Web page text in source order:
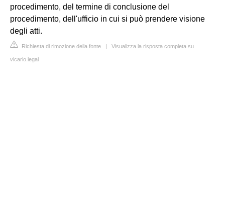
procedimento, del termine di conclusione del
procedimento, dell'ufficio in cui si può prendere visione
degli atti.
Richiesta di rimozione della fonte | Visualizza la risposta completa su
vicario.legal